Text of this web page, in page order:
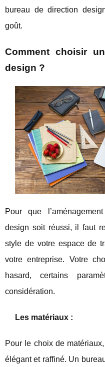
bureau de direction
goût.
Comment choisir
design ?
Pour que
design soit réussi, il faut
style de votre espace de
votre entreprise. Votre
hasard, certains
considération.
Les matériaux :
Pour le choix de
élégant et raffiné. Un